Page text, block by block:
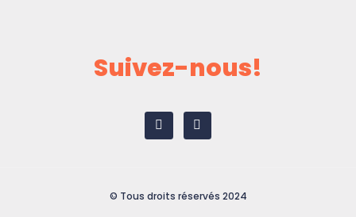
Suivez-nous!
© Tous droits réservés 2024